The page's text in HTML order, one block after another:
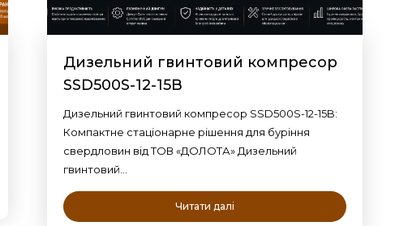
Дизельний гвинтовий компресор
SSD500S-12-15B
Дизельний гвинтовий компресор SSD500S-12-15B:
Компактне стаціонарне рішення для буріння
свердловин від ТОВ «ДОЛОТА» Дизельний
гвинтовий…
Читати далі